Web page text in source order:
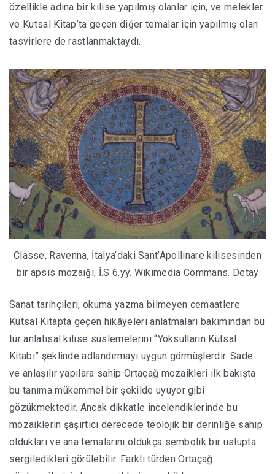
özellikle adına bir kilise yapılmış olanlar için, ve melekler
ve Kutsal Kitap’ta geçen diğer temalar için yapılmış olan
tasvirlere de rastlanmaktaydı.
Classe, Ravenna, İtalya’daki Sant’Apollinare kilisesinden
bir apsis mozaiği, İ.S 6.yy. Wikimedia Commans. Detay
Sanat tarihçileri, okuma yazma bilmeyen cemaatlere
Kutsal Kitapta geçen hikâyeleri anlatmaları bakımından bu
tür anlatısal kilise süslemelerini “Yoksulların Kutsal
Kitabı” şeklinde adlandırmayı uygun görmüşlerdir. Sade
ve anlaşılır yapılara sahip Ortaçağ mozaikleri ilk bakışta
bu tanıma mükemmel bir şekilde uyuyor gibi
gözükmektedir. Ancak dikkatle incelendiklerinde bu
mozaiklerin şaşırtıcı derecede teolojik bir derinliğe sahip
oldukları ve ana temalarını oldukça sembolik bir üslupta
sergiledikleri görülebilir. Farklı türden Ortaçağ